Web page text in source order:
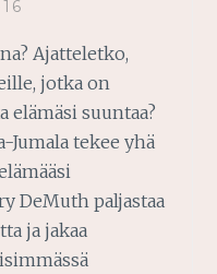
Ajatteletko,
jotka on
elämäsi suuntaa?
Jumala tekee yhä
DeMuth paljastaa
ja jakaa